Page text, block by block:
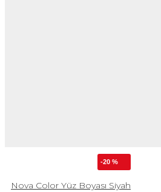
-20 %
Nova Color Yüz Boyası Siyah